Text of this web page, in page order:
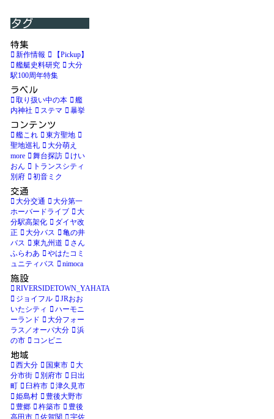
タグ
特集
新作情報
【Pickup】
艦艇史料研究
大分
駅100周年特集
ラベル
取り扱い中の本
艦
内神社
ステマ 暴挙
コンテンツ
艦これ
東方聖地
聖地巡礼
大分萌え
more
舞台探訪
けい
おん
トランスシティ
別府
初音ミク
交通
大分交通
大分第一
ホーバードライブ
大
分駅高架化
ダイヤ改
正
大分バス
亀の井
バス
東九州道
さん
ふらわあ
やはたコミ
ュニティバス
nimoca
施設
RIVERSIDETOWN_YAHATA
ジョイフル
JRおお
いたシティ
ハーモニ
ーランド
大分フォー
ラス／オーパ大分
浜
の市
コンビニ
地域
西大分 国東市
大
分市街
別府市
日出
町
臼杵市
津久見市
姫島村
豊後大野市
豊郷
杵築市
豊後